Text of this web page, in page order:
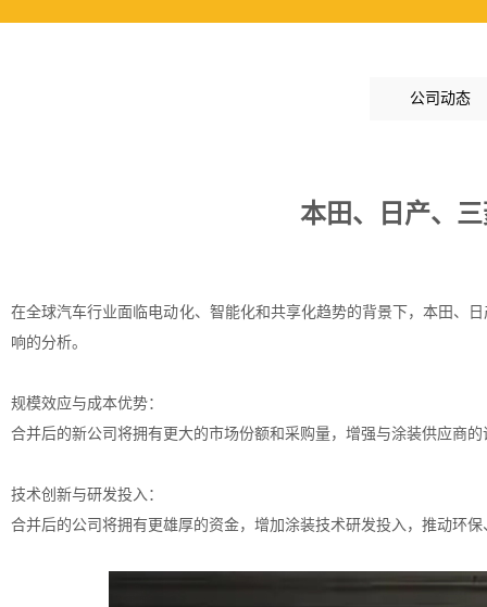
公司动态
本田、日产、
在全球汽车行业面临电动化、智能化和共享化趋势的背景下，本田、
响的分析。
规模效应与成本优势：
合并后的新公司将拥有更大的市场份额和采购量，增强与涂装供应商
技术创新与研发投入：
合并后的公司将拥有更雄厚的资金，增加涂装技术研发投入，推动环